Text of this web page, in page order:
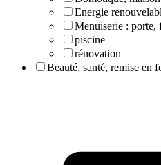
Energie
Menuiserie : porte,
piscine
rénovation
Beauté, santé, remise en